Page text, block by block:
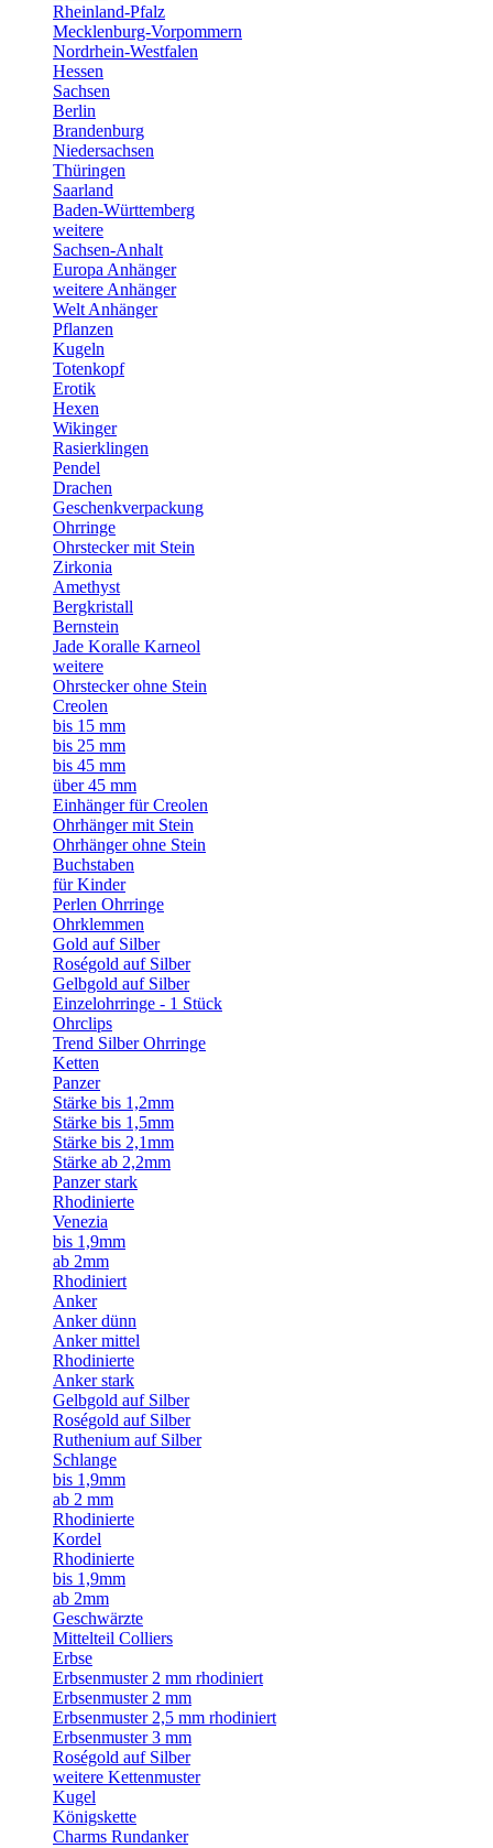
Rheinland-Pfalz
Mecklenburg-Vorpommern
Nordrhein-Westfalen
Hessen
Sachsen
Berlin
Brandenburg
Niedersachsen
Thüringen
Saarland
Baden-Württemberg
weitere
Sachsen-Anhalt
Europa Anhänger
weitere Anhänger
Welt Anhänger
Pflanzen
Kugeln
Totenkopf
Erotik
Hexen
Wikinger
Rasierklingen
Pendel
Drachen
Geschenkverpackung
Ohrringe
Ohrstecker mit Stein
Zirkonia
Amethyst
Bergkristall
Bernstein
Jade Koralle Karneol
weitere
Ohrstecker ohne Stein
Creolen
bis 15 mm
bis 25 mm
bis 45 mm
über 45 mm
Einhänger für Creolen
Ohrhänger mit Stein
Ohrhänger ohne Stein
Buchstaben
für Kinder
Perlen Ohrringe
Ohrklemmen
Gold auf Silber
Roségold auf Silber
Gelbgold auf Silber
Einzelohrringe - 1 Stück
Ohrclips
Trend Silber Ohrringe
Ketten
Panzer
Stärke bis 1,2mm
Stärke bis 1,5mm
Stärke bis 2,1mm
Stärke ab 2,2mm
Panzer stark
Rhodinierte
Venezia
bis 1,9mm
ab 2mm
Rhodiniert
Anker
Anker dünn
Anker mittel
Rhodinierte
Anker stark
Gelbgold auf Silber
Roségold auf Silber
Ruthenium auf Silber
Schlange
bis 1,9mm
ab 2 mm
Rhodinierte
Kordel
Rhodinierte
bis 1,9mm
ab 2mm
Geschwärzte
Mittelteil Colliers
Erbse
Erbsenmuster 2 mm rhodiniert
Erbsenmuster 2 mm
Erbsenmuster 2,5 mm rhodiniert
Erbsenmuster 3 mm
Roségold auf Silber
weitere Kettenmuster
Kugel
Königskette
Charms Rundanker